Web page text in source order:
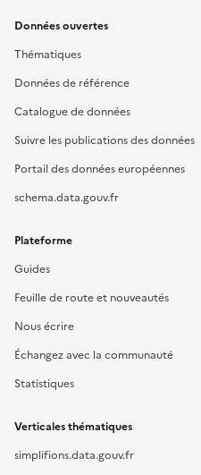
Données ouvertes
Thématiques
Données de référence
Catalogue de données
Suivre les publications des données
Portail des données européennes
schema.data.gouv.fr
Plateforme
Guides
Feuille de route et nouveautés
Nous écrire
Échangez avec la communauté
Statistiques
Verticales thématiques
simplifions.data.gouv.fr